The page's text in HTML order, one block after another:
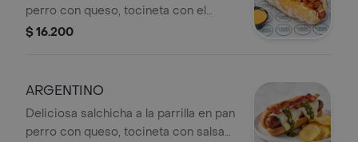
perro con queso, tocineta con el
toque especial de salsa de piña,
$ 16.200
ARGENTINO
Deliciosa salchicha a la parrilla en pan
perro con queso, tocineta con salsa